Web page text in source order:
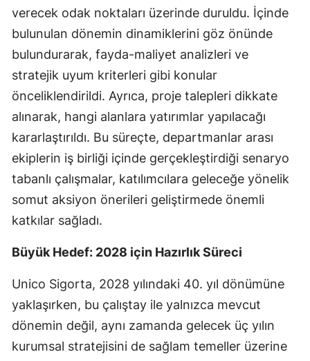
Kahramanmaraş
Mardin
Muş
Nevşehir
Niğde
Ordu
Rize
Siirt
Sinop
Sivas
verecek odak noktaları üzerinde duruldu. İçinde
bulunulan dönemin dinamiklerini göz önünde
bulundurarak, fayda-maliyet analizleri ve
stratejik uyum kriterleri gibi konular
önceliklendirildi. Ayrıca, proje talepleri dikkate
alınarak, hangi alanlara yatırımlar yapılacağı
kararlaştırıldı. Bu süreçte, departmanlar arası
ekiplerin iş birliği içinde gerçekleştirdiği senaryo
tabanlı çalışmalar, katılımcılara geleceğe yönelik
somut aksiyon önerileri geliştirmede önemli
katkılar sağladı.
Büyük Hedef: 2028 için Hazırlık Süreci
Unico Sigorta, 2028 yılındaki 40. yıl dönümüne
yaklaşırken, bu çalıştay ile yalnızca mevcut
dönemin değil, aynı zamanda gelecek üç yılın
kurumsal stratejisini de sağlam temeller üzerine